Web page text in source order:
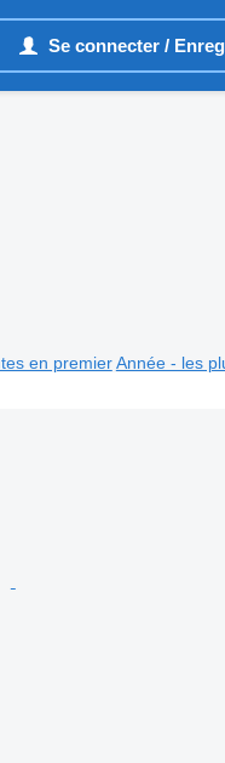
Se connecter /
en premier Année - les